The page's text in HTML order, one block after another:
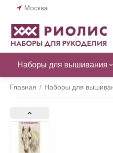
Москва
Наборы для вышивания
Главная / Наборы для